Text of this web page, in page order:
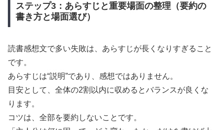
ステップ3：あらすじと重要場面の整理（要約の
書き方と場面選び）
読書感想文で多い失敗は、あらすじが長くなりすぎること
です。
あらすじは“説明”であり、感想ではありません。
目安として、全体の2割以内に収めるとバランスが良くな
ります。
コツは、全部を要約しないことです。